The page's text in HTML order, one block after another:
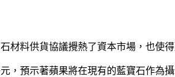
材料供貨協議攪熱了資本市場，也使
，預示著蘋果將在現有的藍寶石作